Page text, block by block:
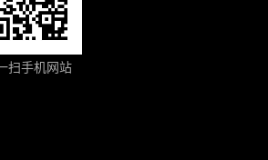
扫手机网站